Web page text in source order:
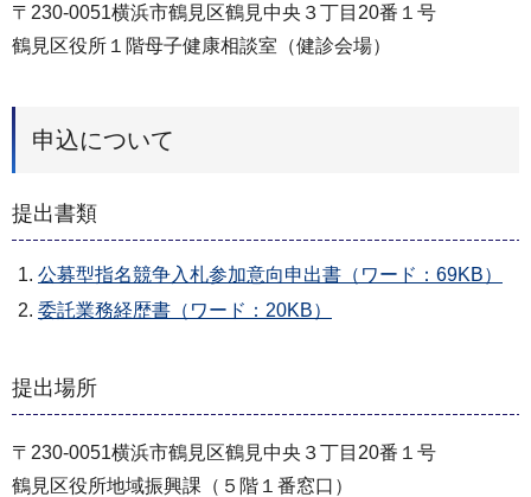
〒230-0051横浜市鶴見区鶴見中央３丁目20番１号
鶴見区役所１階母子健康相談室（健診会場）
申込について
提出書類
公募型指名競争入札参加意向申出書（ワード：69KB）
委託業務経歴書（ワード：20KB）
提出場所
〒230-0051横浜市鶴見区鶴見中央３丁目20番１号
鶴見区役所地域振興課（５階１番窓口）